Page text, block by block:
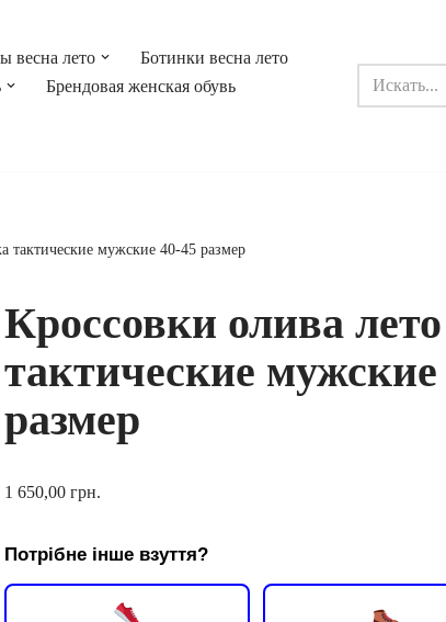
весна лето
Ботинки весна лето
Брендовая женская обувь
тактические мужские 40-45 размер
Кроссовки олива
тактические мужские
размер
1 650,00грн.
Потрібне інше взуття?